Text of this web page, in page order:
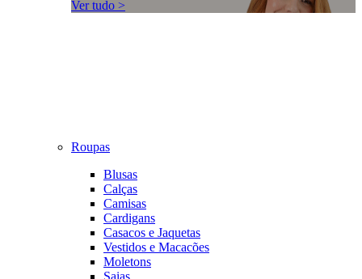
Ver tudo >
Roupas
Blusas
Calças
Camisas
Cardigans
Casacos e Jaquetas
Vestidos e Macacões
Moletons
Saias